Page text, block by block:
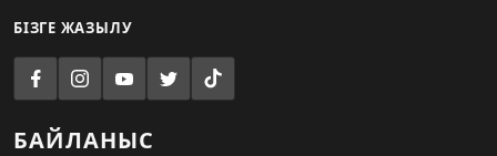
БІЗГЕ ЖАЗЫЛУ
БАЙЛАНЫС